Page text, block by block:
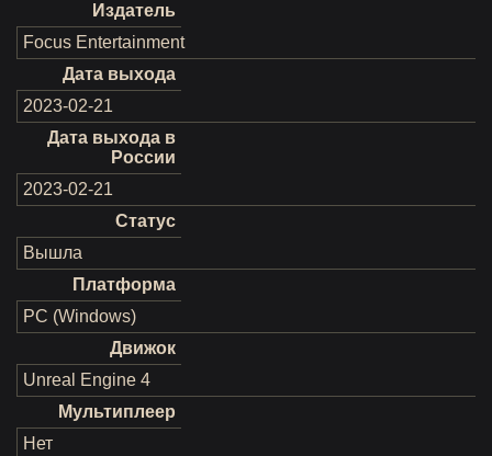
Издатель
Focus Entertainment
Дата выхода
2023-02-21
Дата выхода в
России
2023-02-21
Статус
Вышла
Платформа
PC (Windows)
Движок
Unreal Engine 4
Мультиплеер
Нет